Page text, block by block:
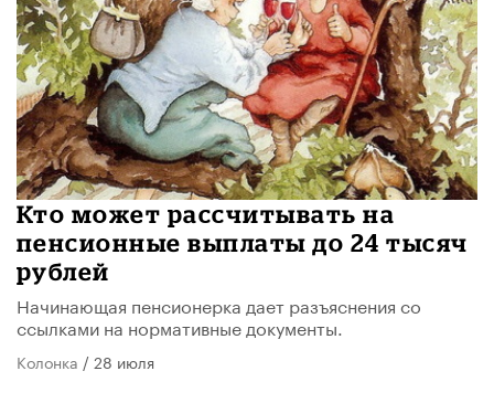
Кто может рассчитывать на
пенсионные выплаты до 24 тысяч
рублей
Начинающая пенсионерка дает разъяснения со
ссылками на нормативные документы.
Колонка / 28 июля